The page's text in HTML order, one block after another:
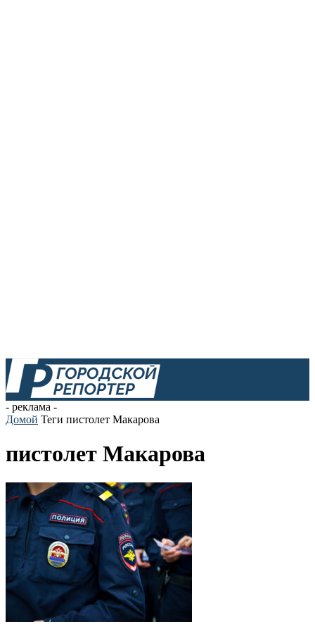
- реклама -
Домой Теги пистолет Макарова
пистолет Макарова